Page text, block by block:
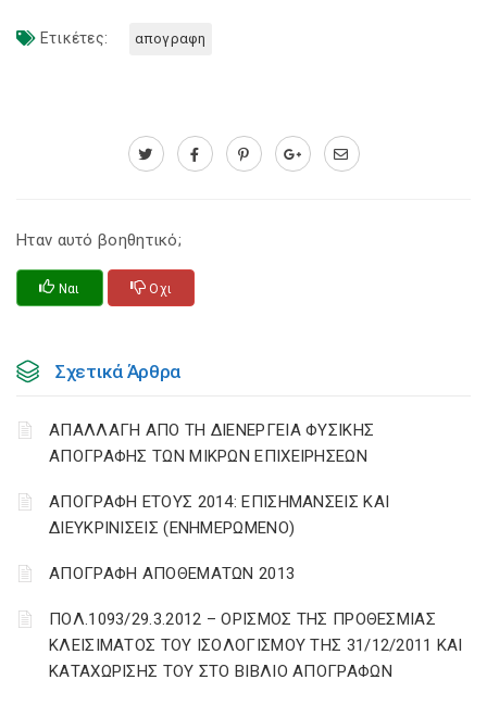
Ετικέτες: απογραφη
Ηταν αυτό βοηθητικό;
Ναι Οχι
Σχετικά Άρθρα
ΑΠΑΛΛΑΓΗ ΑΠΟ ΤΗ ΔΙΕΝΕΡΓΕΙΑ ΦΥΣΙΚΗΣ
ΑΠΟΓΡΑΦΗΣ ΤΩΝ ΜΙΚΡΩΝ ΕΠΙΧΕΙΡΗΣΕΩΝ
ΑΠΟΓΡΑΦΗ ΕΤΟΥΣ 2014: ΕΠΙΣΗΜΑΝΣΕΙΣ ΚΑΙ
ΔΙΕΥΚΡΙΝΙΣΕΙΣ (ΕΝΗΜΕΡΩΜΕΝΟ)
ΑΠΟΓΡΑΦΗ ΑΠΟΘΕΜΑΤΩΝ 2013
ΠΟΛ.1093/29.3.2012 – ΟΡΙΣΜΟΣ ΤΗΣ ΠΡΟΘΕΣΜΙΑΣ
ΚΛΕΙΣΙΜΑΤΟΣ ΤΟΥ ΙΣΟΛΟΓΙΣΜΟΥ ΤΗΣ 31/12/2011 ΚΑΙ
ΚΑΤΑΧΩΡΙΣΗΣ ΤΟΥ ΣΤΟ ΒΙΒΛΙΟ ΑΠΟΓΡΑΦΩΝ